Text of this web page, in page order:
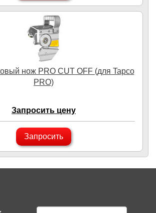
нож PRO CUT OFF (для Tapco
PRO)
Запросить цену
Запросить